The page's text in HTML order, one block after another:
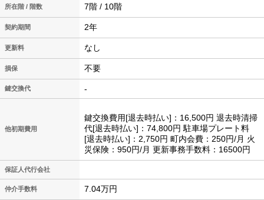
所在階 / 階数 7階 / 10階
契約期間 2年
更新料 なし
損保 不要
鍵交換代 -
他初期費用
鍵交換費用[退去時払い]：16,500円 退去時清掃
代[退去時払い]：74,800円 駐車場プレート料
[退去時払い]：2,750円 町内会費：250円/月 火
災保険：950円/月 更新事務手数料：16500円
保証人代行会社
仲介手数料 7.04万円